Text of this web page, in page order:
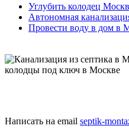
Углубить колодец
Автономная
Провести воду в дом в
Написать на email septik-